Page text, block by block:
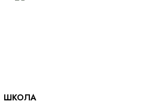
ШКОЛА